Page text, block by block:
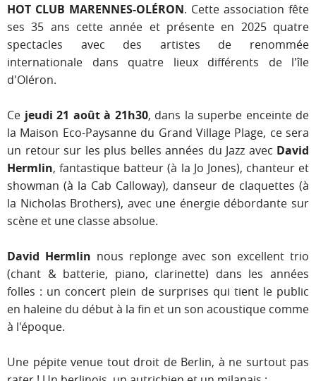
HOT CLUB MARENNES-OLÉRON. Cette association fête
ses 35 ans cette année et présente en 2025 quatre
spectacles avec des artistes de renommée
internationale dans quatre lieux différents de l'île
d'Oléron.
Ce jeudi 21 août à 21h30, dans la superbe enceinte de
la Maison Eco-Paysanne du Grand Village Plage, ce sera
un retour sur les plus belles années du Jazz avec David
Hermlin, fantastique batteur (à la Jo Jones), chanteur et
showman (à la Cab Calloway), danseur de claquettes (à
la Nicholas Brothers), avec une énergie débordante sur
scène et une classe absolue.
David Hermlin nous replonge avec son excellent trio
(chant & batterie, piano, clarinette) dans les années
folles : un concert plein de surprises qui tient le public
en haleine du début à la fin et un son acoustique comme
à l'époque.
Une pépite venue tout droit de Berlin, à ne surtout pas